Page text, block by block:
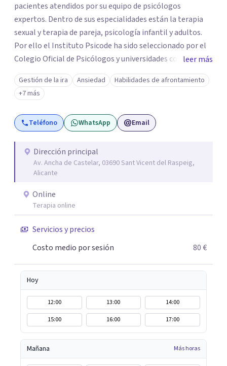
pacientes atendidos por su equipo de psicólogos
expertos. Dentro de sus especialidades están la terapia
sexual y terapia de pareja, psicología infantil y adultos.
Por ello el Instituto Psicode ha sido seleccionado por el
Colegio Oficial de Psicólogos y universidades como la
UNIR, Europea y la U. Nebrija para que colabore en la
formación de psicólogos de máster y psicólogos
colegiados. Están en continuo crecimiento. Actualmente
tiene sede en Madrid y Alicante.
leer más
Gestión de la ira Ansiedad
Habilidades de afrontamiento
+7 más
Teléfono WhatsApp Email
Dirección principal
Av. Ancha de Castelar, 03690 Sant Vicent del Raspeig,
Alicante
Online
Terapia online
Servicios y precios
Costo medio por sesión
80 €
Hoy
12:00 13:00
14:00
15:00
16:00 17:00
Mañana Más horas